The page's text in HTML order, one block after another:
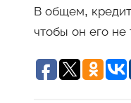
В общем,
чтобы он его